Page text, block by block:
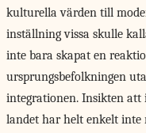
kulturella värden till
inställning vissa skulle
inte bara skapat en
ursprungsbefolkningen
integrationen. Insikten
landet har helt enkelt